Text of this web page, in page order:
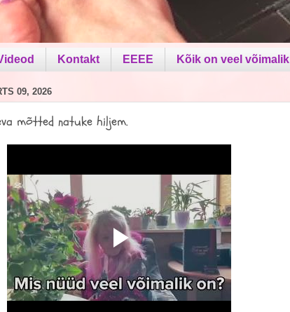
Kontakt EEEE Kõik on veel võimalik
09, 2026
mõtted natuke hiljem.